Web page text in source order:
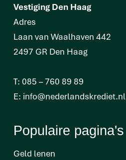
Vestiging Den Haag
Adres
Laan van Waalhaven 442
2497 GR Den Haag
T: 085 – 760 89 89
E: info@nederlandskrediet.nl
Populaire pagina's
Geld lenen